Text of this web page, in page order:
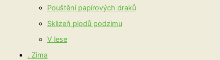
Pouštění papírových draků
Sklizeň plodů podzimu
V lese
. Zima